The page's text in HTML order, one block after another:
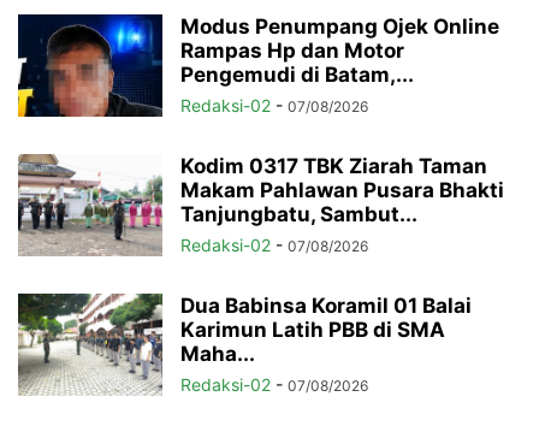
Modus Penumpang Ojek Online
Rampas Hp dan Motor
Pengemudi di Batam,...
Redaksi-02 - 07/08/2026
Kodim 0317 TBK Ziarah Taman
Makam Pahlawan Pusara Bhakti
Tanjungbatu, Sambut...
Redaksi-02 - 07/08/2026
Dua Babinsa Koramil 01 Balai
Karimun Latih PBB di SMA
Maha...
Redaksi-02 - 07/08/2026